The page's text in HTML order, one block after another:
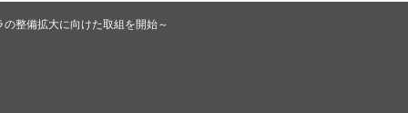
整備拡大に向けた取組を開始～